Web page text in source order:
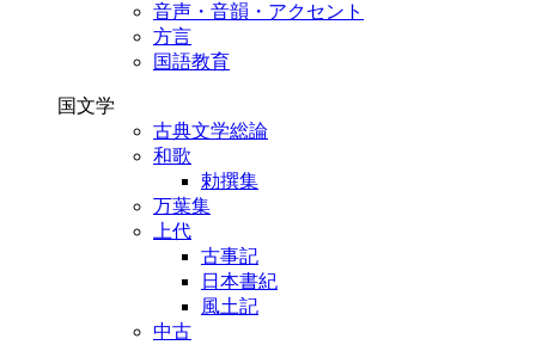
音声・音韻・アクセント
方言
国語教育
国文学
古典文学総論
和歌
勅撰集
万葉集
上代
古事記
日本書紀
風土記
中古